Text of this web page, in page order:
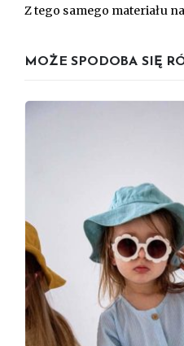
Z tego samego materiału
MOŻE SPODOBA SIĘ